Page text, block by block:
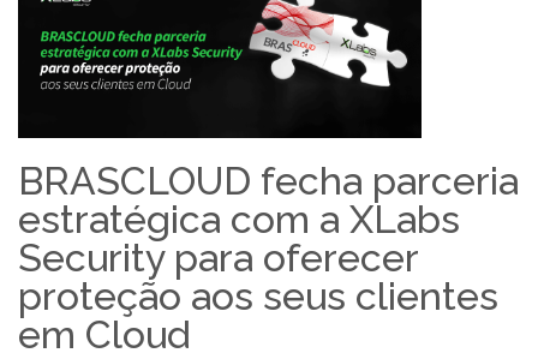
BRASCLOUD fecha parceria
estratégica com a XLabs
Security para oferecer
proteção aos seus clientes
em Cloud